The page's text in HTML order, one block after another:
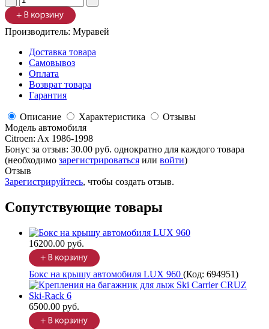
Производитель: Муравей
Доставка товара
Самовывоз
Оплата
Возврат товара
Гарантия
Описание Характеристика
Отзывы
Модель автомобиля
Citroen: Ax 1986-1998
Бонус за отзыв: 30.00 руб. однократно для каждого товара
(необходимо зарегистрироваться или войти)
Отзыв
Зарегистрируйтесь, чтобы создать отзыв.
Сопутствующие товары
16200.00 руб.
Бокс на крышу автомобиля LUX 960 (Код: 694951)
6500.00 руб.